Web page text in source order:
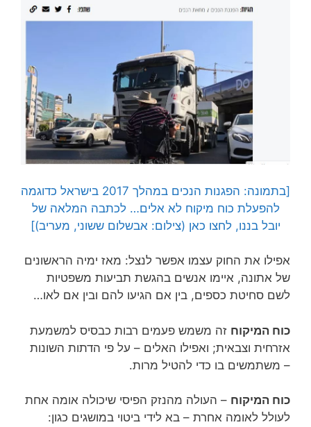
[בתמונה: הפגנות הנכים במהלך 2017 בישראל כדוגמה
להפעלת כוח מיקוח לא אלים… לכתבה המלאה של
יובל בננו, לחצו כאן (צילום: אבשלום ששוני, מעריב)]
אפילו את החוק עצמו אפשר לנצל: מאז ימיה הראשונים
של אתונה, איימו אנשים בהגשת תביעות משפטיות
לשם סחיטת כספים, בין אם הגיעו להם ובין אם לאו…
כוח המיקוח זה משמש פעמים רבות כבסיס למשמעת
אזרחית וצבאית; ואפילו האלים – על פי הדתות השונות
– משתמשים בו כדי להטיל מרות.
כוח המיקוח – העולה מהנזק הפיסי שיכולה אומה אחת
לעולל לאומה אחרת – בא לידי ביטוי במושגים כגון: